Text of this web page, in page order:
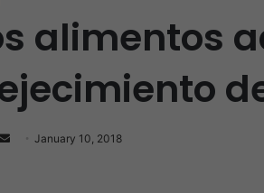
alimentos
January 10, 2018